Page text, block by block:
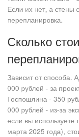
Если их нет, а стены
перепланировка.
Сколько
Зависит от способа.
000 рублей - за
Госпошлина - 350
000 рублей - из-за
если вы используете
марта 2025 года),